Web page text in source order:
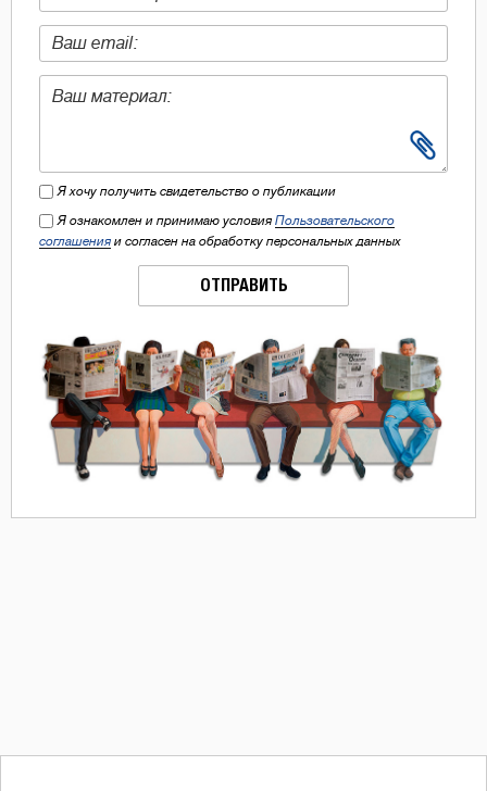
Я хочу получить свидетельство о публикации
Я ознакомлен и принимаю условия Пользовательского
соглашения и согласен на обработку персональных данных
ОТПРАВИТЬ